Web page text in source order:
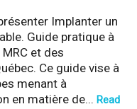
Implanter un
Guide pratique à
et des
Ce guide vise à
menant à
en matière de... Read